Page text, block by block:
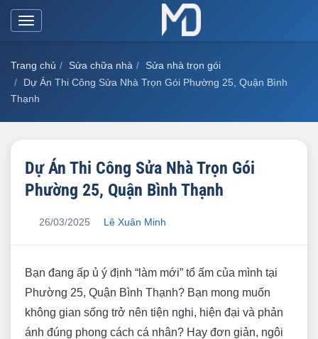
Toggle
Trang chủ Sửa chữa nhà
Sửa nhà trọn gói
Dự Án Thi Công Sửa Nhà Trọn Gói Phường 25, Quận Bình
Thạnh
Dự Án Thi Công Sửa Nhà Trọn Gói
Phường 25, Quận Bình Thạnh
26/03/2025 Lê Xuân Minh
Bạn đang ấp ủ ý định “làm mới” tổ ấm của mình tại
Phường 25, Quận Bình Thạnh? Bạn mong muốn
không gian sống trở nên tiện nghi, hiện đại và phản
ánh đúng phong cách cá nhân? Hay đơn giản, ngôi